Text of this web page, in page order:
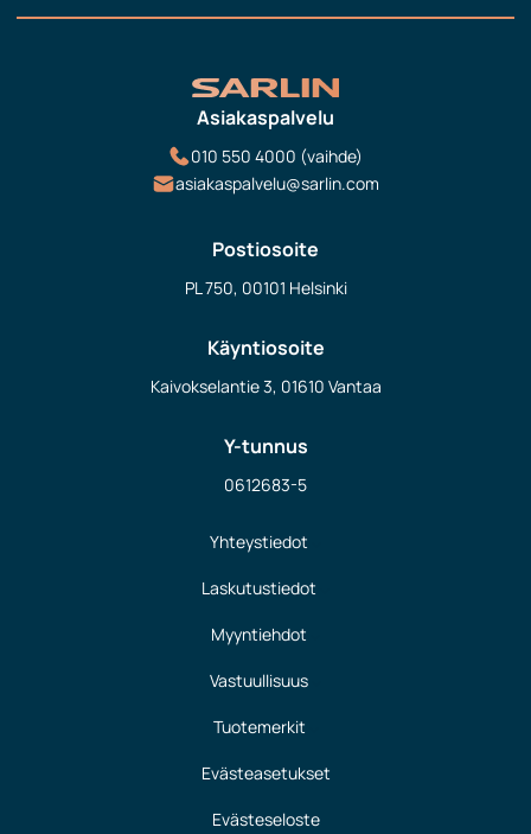
Asiakaspalvelu
010 550 4000 (vaihde)
asiakaspalvelu@sarlin.com
Postiosoite
PL 750, 00101 Helsinki
Käyntiosoite
Kaivokselantie 3, 01610 Vantaa
Y-tunnus
0612683-5
Yhteystiedot
Laskutustiedot
Myyntiehdot
Vastuullisuus
Tuotemerkit
Evästeasetukset
Evästeseloste